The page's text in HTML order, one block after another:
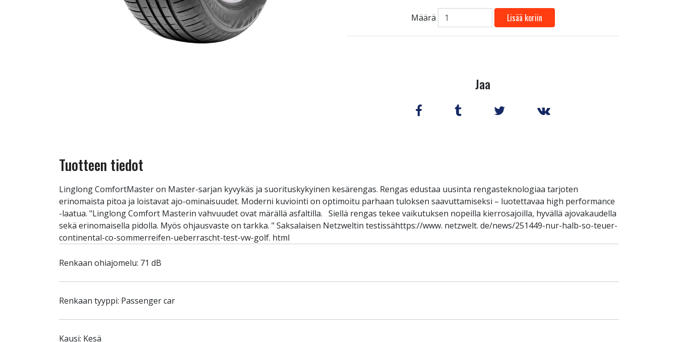
Määrä Lisää koriin
Jaa
Tuotteen tiedot
Linglong ComfortMaster on Master-sarjan kyvykäs ja suorituskykyinen kesärengas. Rengas edustaa uusinta rengasteknologiaa tarjoten
erinomaista pitoa ja loistavat ajo-ominaisuudet. Moderni kuviointi on optimoitu parhaan tuloksen saavuttamiseksi – luotettavaa high performance
-laatua. "Linglong Comfort Masterin vahvuudet ovat märällä asfaltilla. Siellä rengas tekee vaikutuksen nopeilla kierrosajoilla, hyvällä ajovakaudella
sekä erinomaisella pidolla. Myös ohjausvaste on tarkka. " Saksalaisen Netzweltin testissähttps://www. netzwelt. de/news/251449-nur-halb-so-teuer-
continental-co-sommerreifen-ueberrascht-test-vw-golf. html
Renkaan ohiajomelu: 71 dB
Renkaan tyyppi: Passenger car
Kausi: Kesä